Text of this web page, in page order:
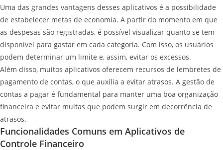
Uma das grandes vantagens desses aplicativos é a possibilidade
de estabelecer metas de economia. A partir do momento em que
as despesas são registradas, é possível visualizar quanto se tem
disponível para gastar em cada categoria. Com isso, os usuários
podem determinar um limite e, assim, evitar os excessos.
Além disso, muitos aplicativos oferecem recursos de lembretes de
pagamento de contas, o que auxilia a evitar atrasos. A gestão de
contas a pagar é fundamental para manter uma boa organização
financeira e evitar multas que podem surgir em decorrência de
atrasos.
Funcionalidades Comuns em Aplicativos de
Controle Financeiro